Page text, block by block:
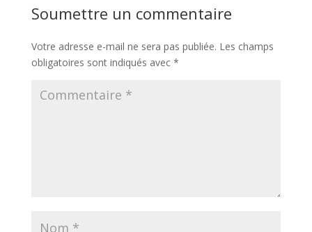
Soumettre un commentaire
Votre adresse e-mail ne sera pas publiée. Les champs
obligatoires sont indiqués avec *